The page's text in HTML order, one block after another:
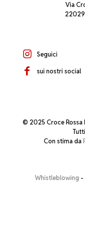
Via
Seguici
sui nostri social
© 2025 Croce Rossa
Con stima da
Whistleblowing -